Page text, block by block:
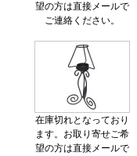
望の方は直接メールで
ご連絡ください。
在庫切れとなっており
ます。お取り寄せご希
望の方は直接メールで